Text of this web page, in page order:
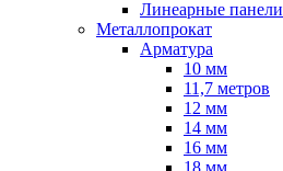
Линеарные панели
Металлопрокат
Арматура
10 мм
11,7 метров
12 мм
14 мм
16 мм
18 мм